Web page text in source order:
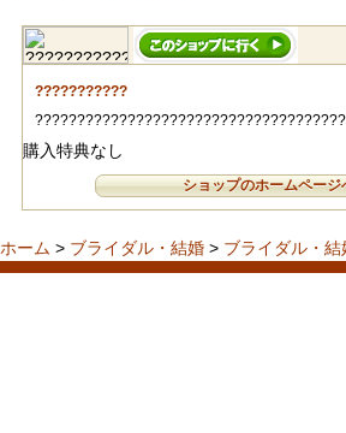
???????????
購入特典なし
ショップのホームページ
ホーム > ブライダル・結婚 > ブライダル・結